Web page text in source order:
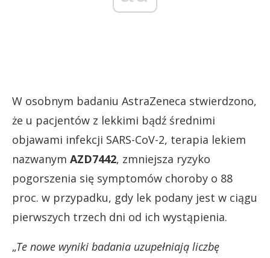
W osobnym badaniu AstraZeneca stwierdzono,
że u pacjentów z lekkimi bądź średnimi
objawami infekcji SARS-CoV-2, terapia lekiem
nazwanym AZD7442, zmniejsza ryzyko
pogorszenia się symptomów choroby o 88
proc. w przypadku, gdy lek podany jest w ciągu
pierwszych trzech dni od ich wystąpienia.
„Te nowe wyniki badania uzupełniają liczbę